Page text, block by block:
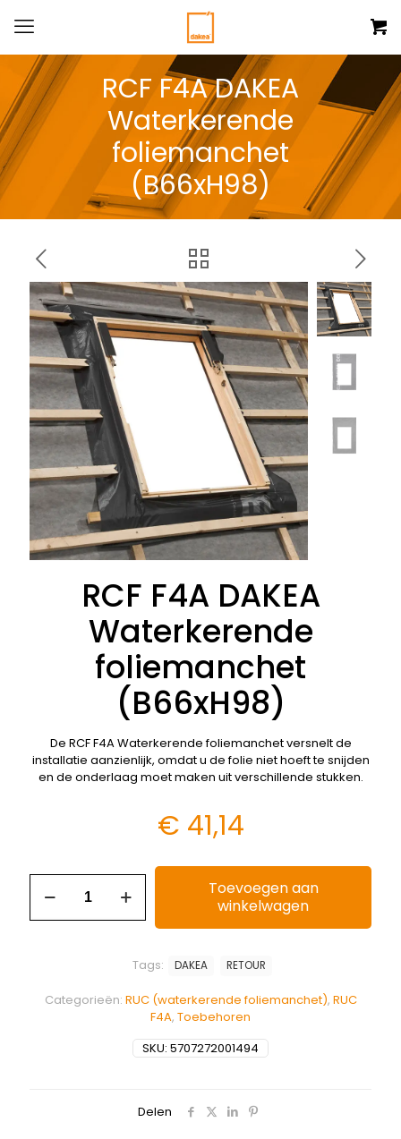
RCF F4A DAKEA
Waterkerende
foliemanchet
(B66xH98)
RCF F4A DAKEA
Waterkerende
foliemanchet
(B66xH98)
De RCF F4A Waterkerende foliemanchet versnelt de
installatie aanzienlijk, omdat u de folie niet hoeft te snijden
en de onderlaag moet maken uit verschillende stukken.
€ 41,14
Toevoegen aan
winkelwagen
SKU: 5707272001494
Categorieën: RUC (waterkerende foliemanchet), RUC
F4A, Toebehoren
Tags: DAKEA RETOUR
Delen